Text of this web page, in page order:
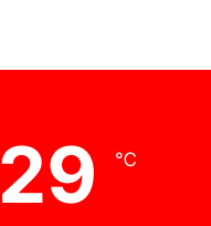
29 ℃